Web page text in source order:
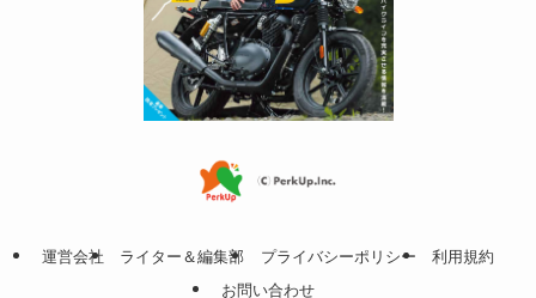
運営会社 ライター＆編集部 プライバシーポリシー
利用規約
お問い合わせ